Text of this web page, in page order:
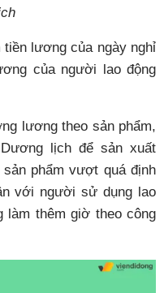
tiền lương của ngày nghỉ
của người lao động
lương theo sản phẩm,
lịch để sản xuất
phẩm vượt quá định
với người sử dụng lao
thêm giờ theo công